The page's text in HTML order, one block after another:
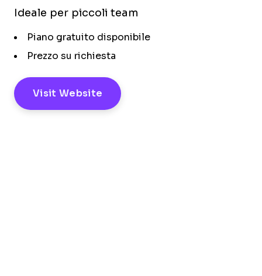
Ideale per piccoli team
Piano gratuito disponibile
Prezzo su richiesta
Visit Website